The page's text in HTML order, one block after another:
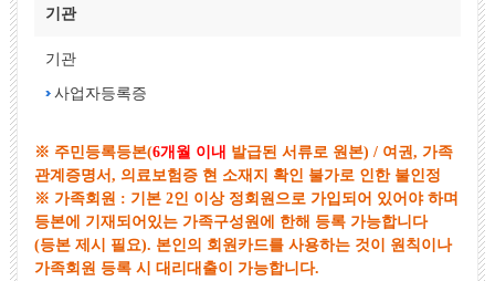
기관
기관
사업자등록증
※ 주민등록등본(6개월 이내 발급된 서류로 원본) / 여권, 가족
관계증명서, 의료보험증 현 소재지 확인 불가로 인한 불인정
※ 가족회원 : 기본 2인 이상 정회원으로 가입되어 있어야 하며
등본에 기재되어있는 가족구성원에 한해 등록 가능합니다
(등본 제시 필요). 본인의 회원카드를 사용하는 것이 원칙이나
가족회원 등록 시 대리대출이 가능합니다.